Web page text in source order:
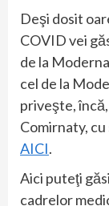
Deşi dosit
COVID vei
de la
cel de la
priveşte,
Comirnaty, cu
AICI.
Aici puteţi
cadrelor